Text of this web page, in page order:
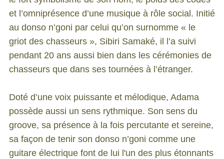
et l’omniprésence d’une musique à rôle social. Initié
au donso n’goni par celui qu’on surnomme « le
griot des chasseurs », Sibiri Samaké, il l’a suivi
pendant 20 ans aussi bien dans les cérémonies de
chasseurs que dans ses tournées à l’étranger.
Doté d’une voix puissante et mélodique, Adama
possède aussi un sens rythmique. Son sens du
groove, sa présence à la fois percutante et sereine,
sa façon de tenir son donso n’goni comme une
guitare électrique font de lui l'un des plus étonnants